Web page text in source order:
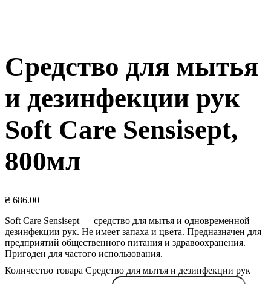
Средство для мытья
и дезинфекции рук
Soft Care Sensisept,
800мл
₴ 686.00
Soft Care Sensisept — средство для мытья и одновременной
дезинфекции рук. Не имеет запаха и цвета. Предназначен для
предприятий общественного питания и здравоохранения.
Пригоден для частого использования.
Количество товара Средство для мытья и дезинфекции рук